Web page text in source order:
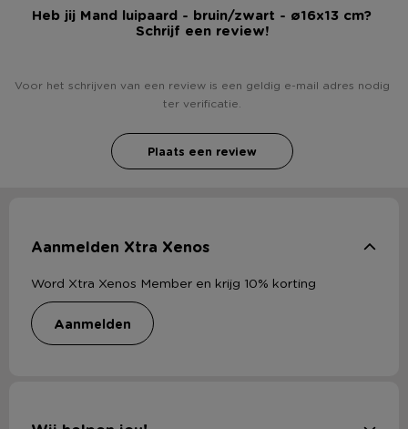
Heb jij Mand luipaard - bruin/zwart - ø16x13 cm?
Schrijf een review!
Voor het schrijven van een review is een geldig e-mail adres nodig
ter verificatie.
Plaats een review
Aanmelden Xtra Xenos
Word Xtra Xenos Member en krijg 10% korting
aanmelden